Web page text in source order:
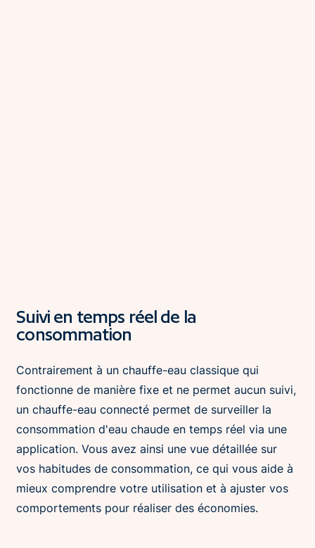
Suivi en temps réel de la
consommation
Contrairement à un chauffe-eau classique qui
fonctionne de manière fixe et ne permet aucun suivi,
un chauffe-eau connecté permet de surveiller la
consommation d'eau chaude en temps réel via une
application. Vous avez ainsi une vue détaillée sur
vos habitudes de consommation, ce qui vous aide à
mieux comprendre votre utilisation et à ajuster vos
comportements pour réaliser des économies.